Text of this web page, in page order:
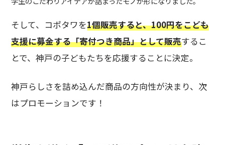
そして、コポタワを1個販売すると、100円をこども
支援に募金する「寄付つき商品」として販売するこ
とで、神戸の子どもたちを応援することに決定。
神戸らしさを詰め込んだ商品の方向性が決まり、次
はプロモーションです！